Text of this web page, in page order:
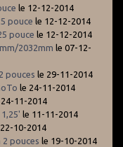
le 12-12-2014
pouce le 12-12-2014
pouce le 12-12-2014
2032mm le 07-12-
pouces le 29-11-2014
le 24-11-2014
11-2014
le 11-11-2014
10-2014
pouces le 19-10-2014